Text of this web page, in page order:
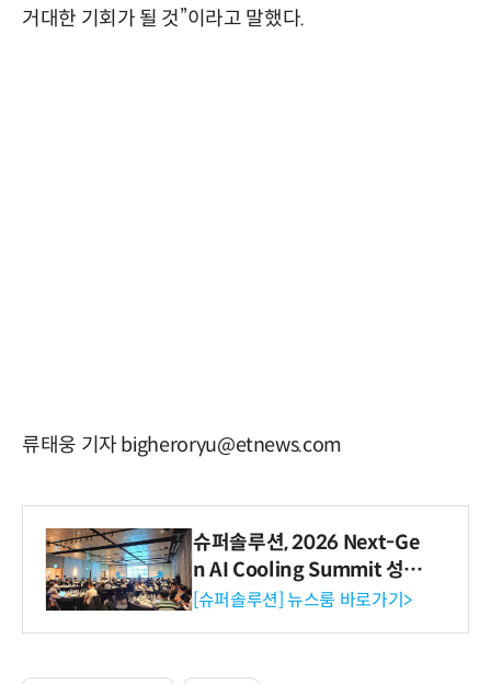
거대한 기회가 될 것”이라고 말했다.
류태웅 기자 bigheroryu@etnews.com
슈퍼솔루션, 2026 Next-Ge
n AI Cooling Summit 성황
리 성료
[슈퍼솔루션] 뉴스룸 바로가기>